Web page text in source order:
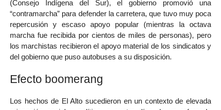
(Consejo Indígena del Sur), el gobierno promovió una
“contramarcha” para defender la carretera, que tuvo muy poca
repercusión y escaso apoyo popular (mientras la octava
marcha fue recibida por cientos de miles de personas), pero
los marchistas recibieron el apoyo material de los sindicatos y
del gobierno que puso autobuses a su disposición.
Efecto boomerang
Los hechos de El Alto sucedieron en un contexto de elevada